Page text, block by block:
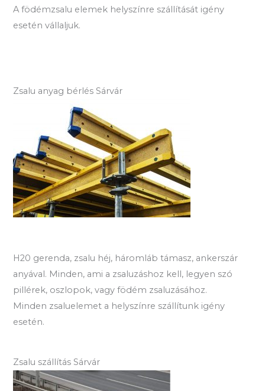
A födémzsalu elemek helyszínre szállítását igény
esetén vállaljuk.
Zsalu anyag bérlés Sárvár
H20 gerenda, zsalu héj, háromláb támasz, ankerszár
anyával. Minden, ami a zsaluzáshoz kell, legyen szó
pillérek, oszlopok, vagy födém zsaluzásához.
Minden zsaluelemet a helyszínre szállítunk igény
esetén.
Zsalu szállítás Sárvár